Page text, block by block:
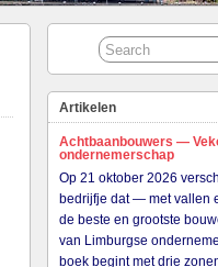
Artikelen
Achtbaanbouwers —
ondernemerschap
Op 21 oktober 2026
bedrijfje dat — met vallen
de beste en grootste
van Limburgse
boek begint met drie